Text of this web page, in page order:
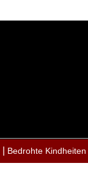
Bedrohte Kindheiten